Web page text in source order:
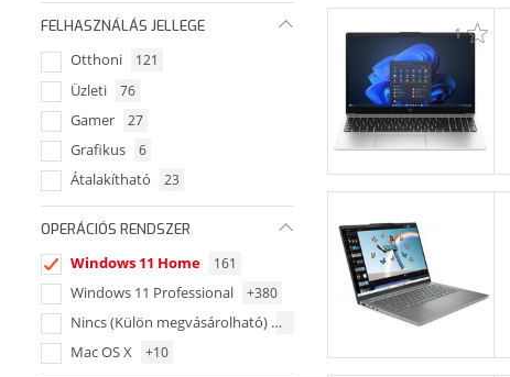
FELHASZNÁLÁS JELLEGE
Otthoni 121
Üzleti 76
Gamer 27
Grafikus 6
Átalakítható 23
OPERÁCIÓS RENDSZER
Windows 11 Home 161
Windows 11 Professional +380
Nincs (Külön megvásárolható)
Mac OS X +10
1